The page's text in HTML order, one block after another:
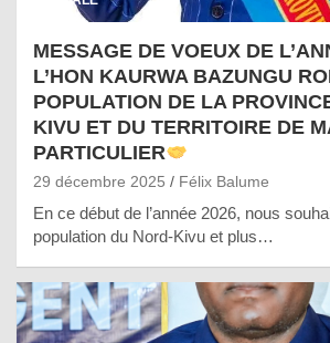
MESSAGE DE VOEUX DE
L’HON KAURWA BAZUNGU
POPULATION DE LA
KIVU ET DU TERRITOIRE DE
PARTICULIER
29 décembre 2025 Félix Balume
En ce début de l’année 2026, nous
population du Nord-Kivu et plus…